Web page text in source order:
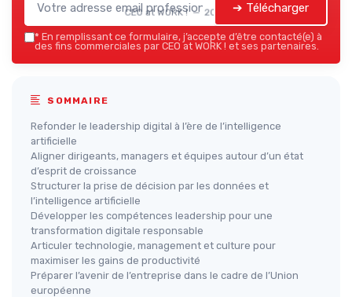
CEO at WORK ! — 2026 ➔ Télécharger
* En remplissant ce formulaire, j’accepte d’être contacté(e) à
des fins commerciales par CEO at WORK ! et ses partenaires.
SOMMAIRE
Refonder le leadership digital à l’ère de l’intelligence
artificielle
Aligner dirigeants, managers et équipes autour d’un état
d’esprit de croissance
Structurer la prise de décision par les données et
l’intelligence artificielle
Développer les compétences leadership pour une
transformation digitale responsable
Articuler technologie, management et culture pour
maximiser les gains de productivité
Préparer l’avenir de l’entreprise dans le cadre de l’Union
européenne